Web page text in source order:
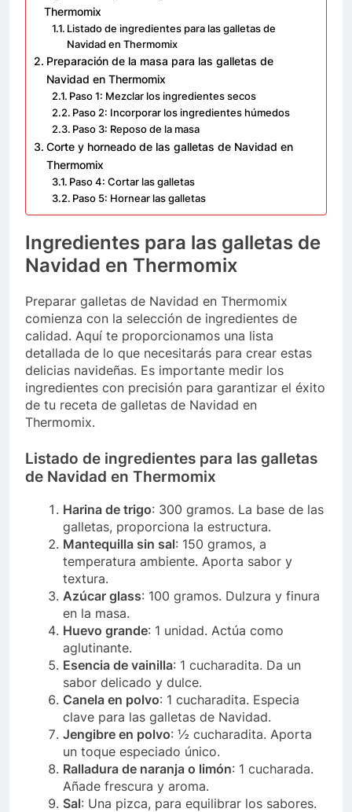
Thermomix
Listado de ingredientes para las galletas de
Navidad en Thermomix
Preparación de la masa para las galletas de
Navidad en Thermomix
Paso 1: Mezclar los ingredientes secos
Paso 2: Incorporar los ingredientes húmedos
Paso 3: Reposo de la masa
Corte y horneado de las galletas de Navidad en
Thermomix
Paso 4: Cortar las galletas
Paso 5: Hornear las galletas
Ingredientes para las galletas de
Navidad en Thermomix
Preparar galletas de Navidad en Thermomix
comienza con la selección de ingredientes de
calidad. Aquí te proporcionamos una lista
detallada de lo que necesitarás para crear estas
delicias navideñas. Es importante medir los
ingredientes con precisión para garantizar el éxito
de tu receta de galletas de Navidad en
Thermomix.
Listado de ingredientes para las galletas
de Navidad en Thermomix
Harina de trigo: 300 gramos. La base de las
galletas, proporciona la estructura.
Mantequilla sin sal: 150 gramos, a
temperatura ambiente. Aporta sabor y
textura.
Azúcar glass: 100 gramos. Dulzura y finura
en la masa.
Huevo grande: 1 unidad. Actúa como
aglutinante.
Esencia de vainilla: 1 cucharadita. Da un
sabor delicado y dulce.
Canela en polvo: 1 cucharadita. Especia
clave para las galletas de Navidad.
Jengibre en polvo: ½ cucharadita. Aporta
un toque especiado único.
Ralladura de naranja o limón: 1 cucharada.
Añade frescura y aroma.
Sal: Una pizca, para equilibrar los sabores.